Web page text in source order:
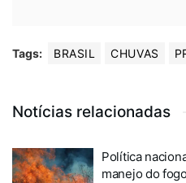
Tags: BRASIL CHUVAS
Notícias relacionadas
Política
manejo do